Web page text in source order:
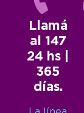
Llamá
al 147
24 hs |
365
días.